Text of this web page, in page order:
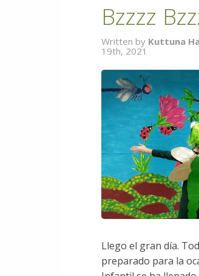
Bzzzz
Written by Kuttuna
19th, 2021
Llego el gran día.
preparado para la